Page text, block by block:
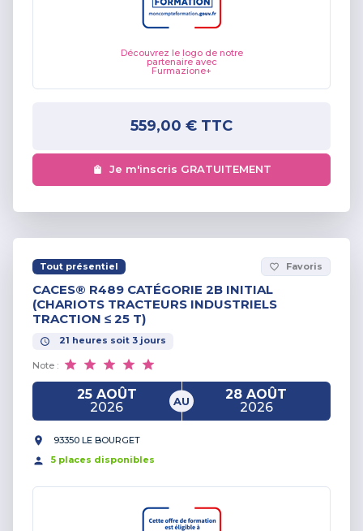
Découvrez le logo de notre
partenaire avec
Furmazione+
559,00 € TTC
Je m'inscris GRATUITEMENT
Tout présentiel favorite_border Favoris
CACES® R489 CATÉGORIE 2B INITIAL
(CHARIOTS TRACTEURS INDUSTRIELS
TRACTION ≤ 25 T)
21 heures soit 3 jours
Note :
25 AOÛT
2026
AU
28 AOÛT
2026
93350 LE BOURGET
5 places disponibles